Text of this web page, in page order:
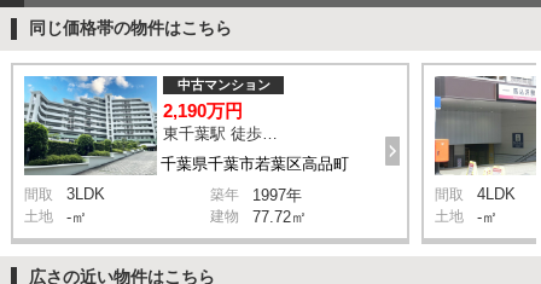
同じ価格帯の物件はこちら
千葉県千葉市若葉区高品町
中古マンション
2,190万円
間取 3LDK 築年 1997年
土地 -㎡ 建物 77.72㎡
間取 4LDK
土地 -㎡
広さの近い物件はこちら